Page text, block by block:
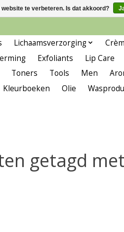
Lichaamsverzorging
Exfoliants Lip Care
Toners Tools Men
Kleurboeken Olie
getagd
te verbeteren. Is dat akkoord?